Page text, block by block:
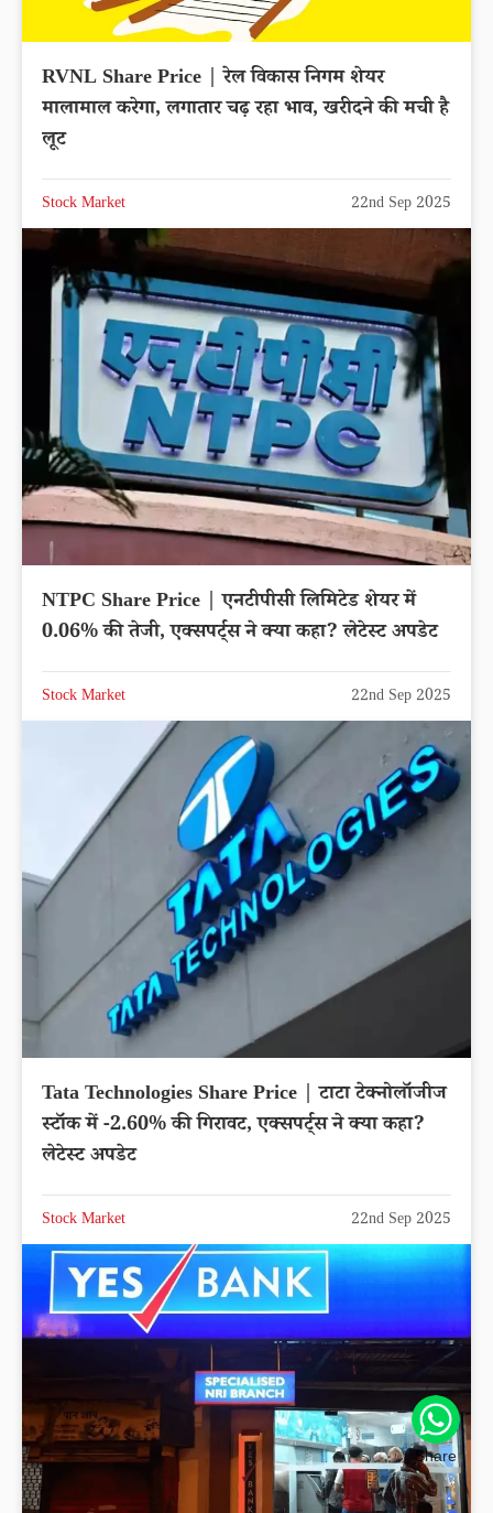
RVNL Share Price | रेल विकास निगम शेयर
मालामाल करेगा, लगातार चढ़ रहा भाव, खरीदने की मची है
लूट
Stock Market 22nd Sep 2025
NTPC Share Price | एनटीपीसी लिमिटेड शेयर में
0.06% की तेजी, एक्सपर्ट्स ने क्या कहा? लेटेस्ट अपडेट
Stock Market 22nd Sep 2025
Tata Technologies Share Price | टाटा टेक्नोलॉजीज
स्टॉक में -2.60% की गिरावट, एक्सपर्ट्स ने क्या कहा?
लेटेस्ट अपडेट
Stock Market 22nd Sep 2025
Share